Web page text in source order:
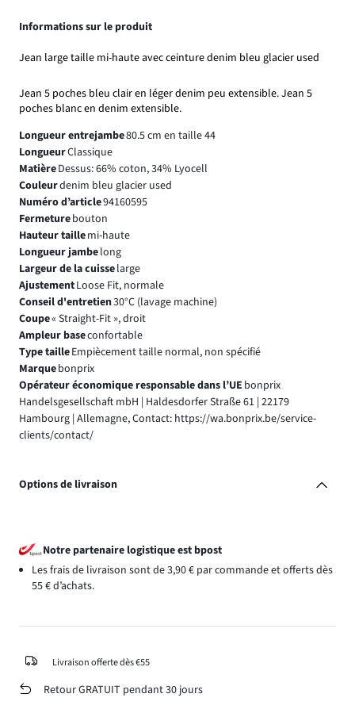
Informations sur le produit
Jean large taille mi-haute avec ceinture denim bleu glacier used
Jean 5 poches bleu clair en léger denim peu extensible. Jean 5
poches blanc en denim extensible.
Longueur entrejambe80.5 cm en taille 44
LongueurClassique
MatièreDessus: 66% coton, 34% Lyocell
Couleurdenim bleu glacier used
Numéro d’article94160595
Fermeturebouton
Hauteur taillemi-haute
Longueur jambelong
Largeur de la cuisselarge
AjustementLoose Fit, normale
Conseil d'entretien30°C (lavage machine)
Coupe« Straight-Fit », droit
Ampleur baseconfortable
Type tailleEmpiècement taille normal, non spécifié
Marquebonprix
Opérateur économique responsable dans l’UE bonprix
Handelsgesellschaft mbH | Haldesdorfer Straße 61 | 22179
Hambourg | Allemagne, Contact: https://wa.bonprix.be/service-
clients/contact/
Options de livraison
Notre partenaire logistique est bpost
Les frais de livraison sont de 3,90 € par commande et offerts dès
55 € d’achats.
Livraison offerte dès €55
Retour GRATUIT pendant 30 jours